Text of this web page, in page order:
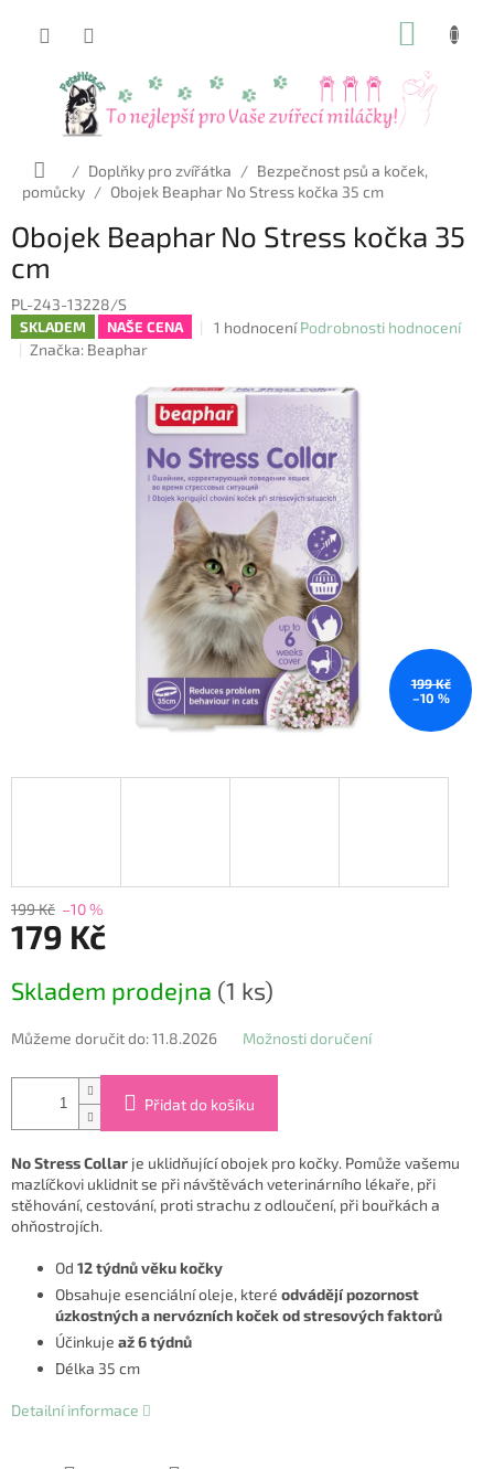
Domů
/ Doplňky pro zvířátka / Bezpečnost psů a koček,
pomůcky / Obojek Beaphar No Stress kočka 35 cm
Obojek Beaphar No Stress kočka 35
cm
PL-243-13228/S
SKLADEM NAŠE CENA
Průměrné
je
5,0
z
5
hvězdiček.
1 hodnocení Podrobnosti hodnocení
Značka: Beaphar
199 Kč
–10 %
199 Kč –10 %
179 Kč
cena:
Skladem prodejna (1 ks)
Můžeme doručit do:11.8.2026 Možnosti doručení
Přidat do košíku
No Stress Collar je uklidňující obojek pro kočky. Pomůže vašemu
mazlíčkovi uklidnit se při návštěvách veterinárního lékaře, při
stěhování, cestování, proti strachu z odloučení, při bouřkách a
ohňostrojích.
Od 12 týdnů věku kočky
Obsahuje esenciální oleje, které odvádějí pozornost
úzkostných a nervózních koček od stresových faktorů
Účinkuje až 6 týdnů
Délka 35 cm
Detailní informace